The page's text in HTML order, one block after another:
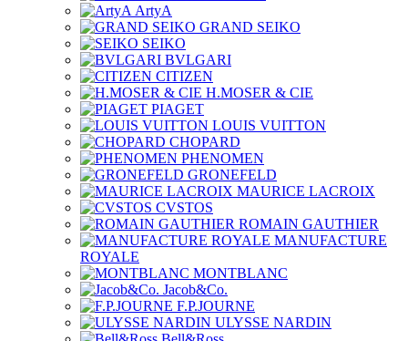
ArtyA
GRAND SEIKO
SEIKO
BVLGARI
CITIZEN
H.MOSER & CIE
PIAGET
LOUIS VUITTON
CHOPARD
PHENOMEN
GRONEFELD
MAURICE LACROIX
CVSTOS
ROMAIN GAUTHIER
MANUFACTURE
ROYALE
MONTBLANC
Jacob&Co.
F.P.JOURNE
ULYSSE NARDIN